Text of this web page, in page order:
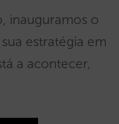
inauguramos o
estratégia em
a acontecer,